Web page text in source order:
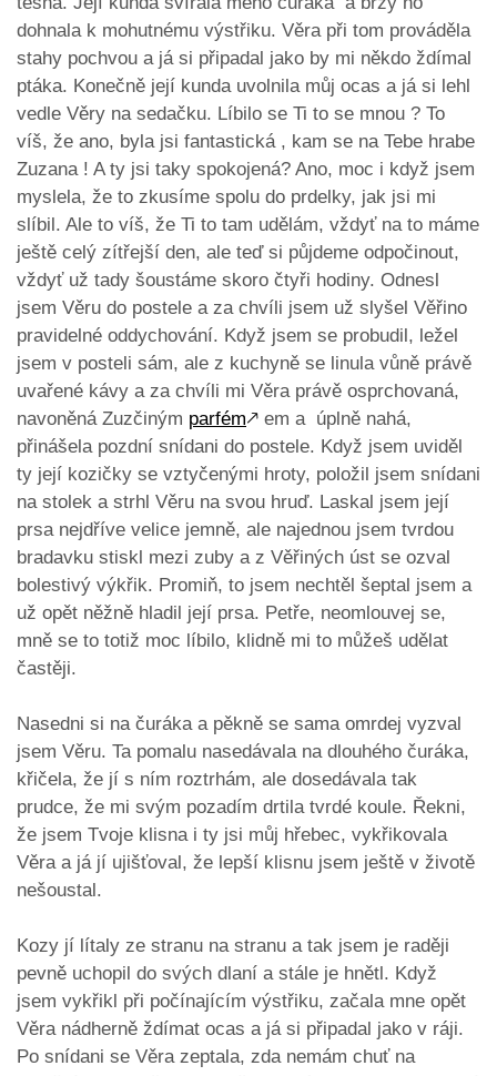
dohnala k mohutnému výstřiku. Věra při tom prováděla
stahy pochvou a já si připadal jako by mi někdo ždímal
ptáka. Konečně její kunda uvolnila můj ocas a já si lehl
vedle Věry na sedačku. Líbilo se Ti to se mnou ? To
víš, že ano, byla jsi fantastická , kam se na Tebe hrabe
Zuzana ! A ty jsi taky spokojená? Ano, moc i když jsem
myslela, že to zkusíme spolu do prdelky, jak jsi mi
slíbil. Ale to víš, že Ti to tam udělám, vždyť na to máme
ještě celý zítřejší den, ale teď si půjdeme odpočinout,
vždyť už tady šoustáme skoro čtyři hodiny. Odnesl
jsem Věru do postele a za chvíli jsem už slyšel Věřino
pravidelné oddychování. Když jsem se probudil, ležel
jsem v posteli sám, ale z kuchyně se linula vůně právě
uvařené kávy a za chvíli mi Věra právě osprchovaná,
navoněná Zuzčiným parfém🡕 em a úplně nahá,
přinášela pozdní snídani do postele. Když jsem uviděl
ty její kozičky se vztyčenými hroty, položil jsem snídani
na stolek a strhl Věru na svou hruď. Laskal jsem její
prsa nejdříve velice jemně, ale najednou jsem tvrdou
bradavku stiskl mezi zuby a z Věřiných úst se ozval
bolestivý výkřik. Promiň, to jsem nechtěl šeptal jsem a
už opět něžně hladil její prsa. Petře, neomlouvej se,
mně se to totiž moc líbilo, klidně mi to můžeš udělat
častěji.
Nasedni si na čuráka a pěkně se sama omrdej vyzval
jsem Věru. Ta pomalu nasedávala na dlouhého čuráka,
křičela, že jí s ním roztrhám, ale dosedávala tak
prudce, že mi svým pozadím drtila tvrdé koule. Řekni,
že jsem Tvoje klisna i ty jsi můj hřebec, vykřikovala
Věra a já jí ujišťoval, že lepší klisnu jsem ještě v životě
nešoustal.
Kozy jí lítaly ze stranu na stranu a tak jsem je raději
pevně uchopil do svých dlaní a stále je hnětl. Když
jsem vykřikl při počínajícím výstřiku, začala mne opět
Věra nádherně ždímat ocas a já si připadal jako v ráji.
Po snídani se Věra zeptala, zda nemám chuť na